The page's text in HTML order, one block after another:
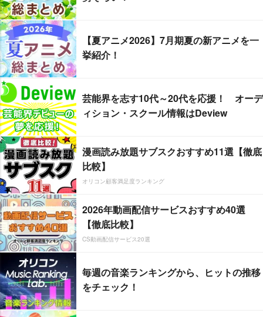
【夏アニメ2026】7月期夏の新アニメを一
挙紹介！
芸能界を志す10代～20代を応援！ オーデ
ィション・スクール情報はDeview
漫画読み放題サブスクおすすめ11選【徹底
比較】
オリコン顧客満足度ランキング
2026年動画配信サービスおすすめ40選
【徹底比較】
CS動画配信サービス20選
毎週の音楽ランキングから、ヒットの推移
をチェック！